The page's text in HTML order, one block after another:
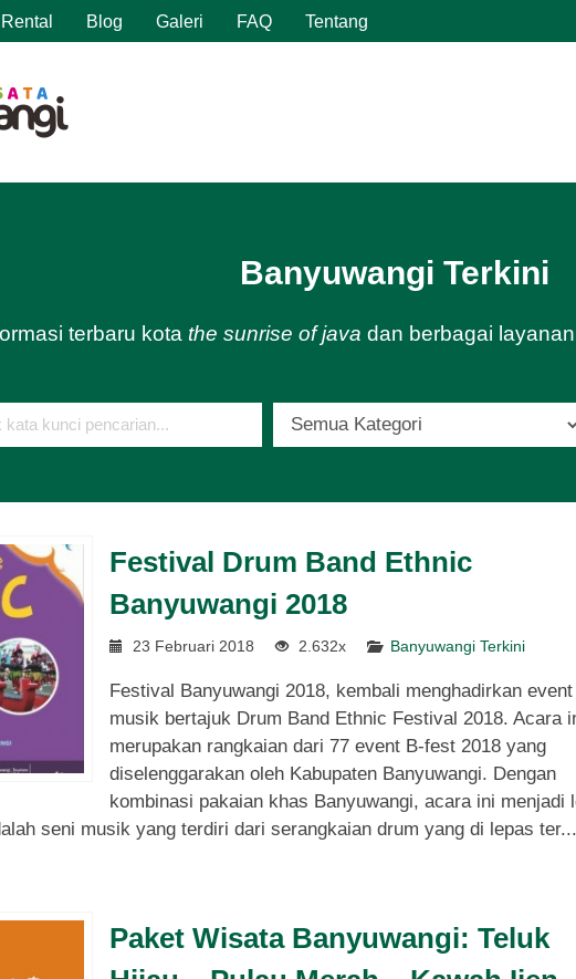
Rental Blog Galeri FAQ Tentang
Banyuwangi Terkini
terbaru kota the sunrise of java dan berbagai
Festival Drum Band Ethnic
Banyuwangi 2018
23 Februari 2018 2.632x Banyuwangi Terkini
Festival Banyuwangi 2018, kembali menghadirkan event
musik bertajuk Drum Band Ethnic Festival 2018. Acara
merupakan rangkaian dari 77 event B-fest 2018 yang
diselenggarakan oleh Kabupaten Banyuwangi. Dengan
kombinasi pakaian khas Banyuwangi, acara ini menjadi
seni musik yang terdiri dari serangkaian drum yang di lepas ter...
Paket Wisata Banyuwangi: Teluk